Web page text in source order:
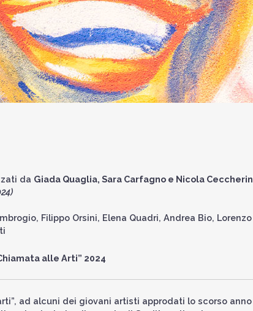
da Giada Quaglia, Sara Carfagno e Nicola
Filippo Orsini, Elena Quadri, Andrea Bio,
alle Arti” 2024
ad alcuni dei giovani artisti approdati lo scorso anno